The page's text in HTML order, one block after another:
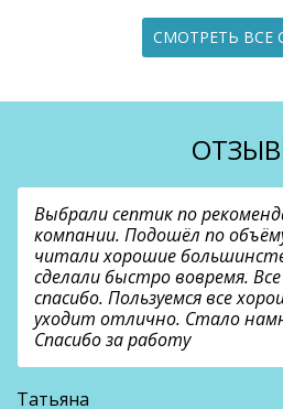
СМОТРЕТЬ ВСЕ
Выбрали септик по
компании. Подошёл по
читали хорошие
сделали быстро вовремя.
спасибо. Пользуемся все
уходит отлично. Стало
Спасибо за работу
Татьяна